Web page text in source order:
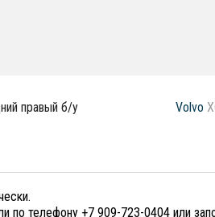
правый б/у Volvo
по телефону +7 909-723-0404 или